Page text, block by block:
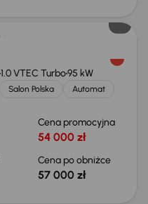
1.0 VTEC Turbo95 kW
Salon Polska
Automat
Cena promocyjna
54 000 zł
Cena po obniżce
57 000 zł